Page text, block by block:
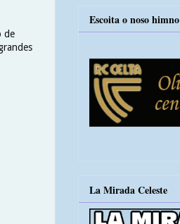
de
Escoita o noso himno
La Mirada Celeste